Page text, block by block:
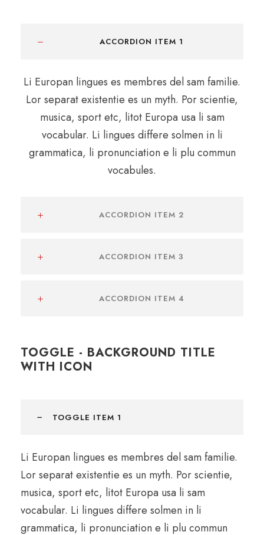
ACCORDION ITEM 1
Li Europan lingues es membres del sam familie.
Lor separat existentie es un myth. Por scientie,
musica, sport etc, litot Europa usa li sam
vocabular. Li lingues differe solmen in li
grammatica, li pronunciation e li plu commun
vocabules.
ACCORDION ITEM 2
ACCORDION ITEM 3
ACCORDION ITEM 4
TOGGLE - BACKGROUND TITLE
WITH ICON
TOGGLE ITEM 1
Li Europan lingues es membres del sam familie.
Lor separat existentie es un myth. Por scientie,
musica, sport etc, litot Europa usa li sam
vocabular. Li lingues differe solmen in li
grammatica, li pronunciation e li plu commun